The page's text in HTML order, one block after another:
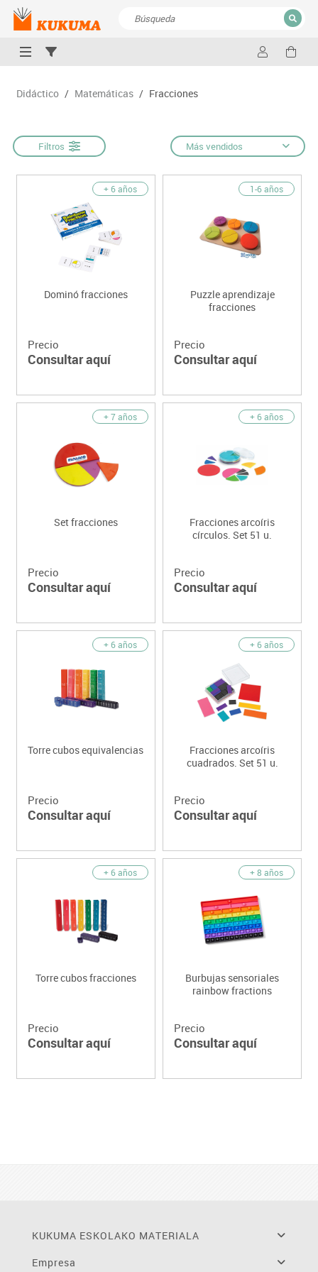
CERRAR
Didáctico / Matemáticas / Fracciones
Filtros Más vendidos
+ 6 años
Dominó fracciones
Precio
Consultar aquí
1-6 años
Puzzle aprendizaje
fracciones
Precio
Consultar aquí
+ 7 años
Set fracciones
Precio
Consultar aquí
+ 6 años
Fracciones arcoíris
círculos. Set 51 u.
Precio
Consultar aquí
+ 6 años
Torre cubos equivalencias
Precio
Consultar aquí
+ 6 años
Fracciones arcoíris
cuadrados. Set 51 u.
Precio
Consultar aquí
+ 6 años
Torre cubos fracciones
Precio
Consultar aquí
+ 8 años
Burbujas sensoriales
rainbow fractions
Precio
Consultar aquí
KUKUMA ESKOLAKO MATERIALA
Empresa